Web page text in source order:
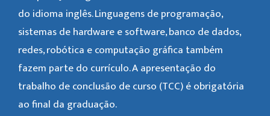
do idioma inglês. Linguagens de programação,
sistemas de hardware e software, banco de dados,
redes, robótica e computação gráfica também
fazem parte do currículo. A apresentação do
trabalho de conclusão de curso (TCC) é obrigatória
ao final da graduação.